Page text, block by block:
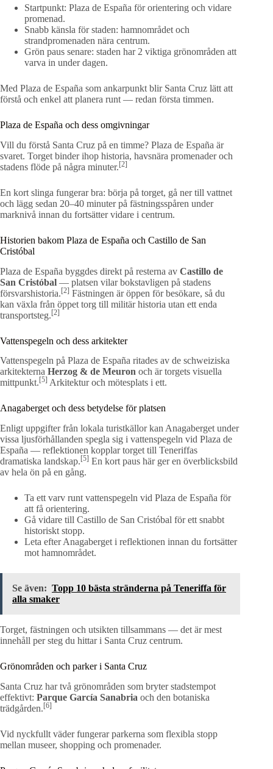
Startpunkt: Plaza de España för orientering och vidare
promenad.
Snabb känsla för staden: hamnområdet och
strandpromenaden nära centrum.
Grön paus senare: staden har 2 viktiga grönområden att
varva in under dagen.
Med Plaza de España som ankarpunkt blir Santa Cruz lätt att
förstå och enkel att planera runt — redan första timmen.
Plaza de España och dess omgivningar
Vill du förstå Santa Cruz på en timme? Plaza de España är
svaret. Torget binder ihop historia, havsnära promenader och
stadens flöde på några minuter.[2]
En kort slinga fungerar bra: börja på torget, gå ner till vattnet
och lägg sedan 20–40 minuter på fästningsspåren under
marknivå innan du fortsätter vidare i centrum.
Historien bakom Plaza de España och Castillo de San
Cristóbal
Plaza de España byggdes direkt på resterna av Castillo de
San Cristóbal — platsen vilar bokstavligen på stadens
försvarshistoria.[2] Fästningen är öppen för besökare, så du
kan växla från öppet torg till militär historia utan ett enda
transportsteg.[2]
Vattenspegeln och dess arkitekter
Vattenspegeln på Plaza de España ritades av de schweiziska
arkitekterna Herzog & de Meuron och är torgets visuella
mittpunkt. [5] Arkitektur och mötesplats i ett.
Anagaberget och dess betydelse för platsen
Enligt uppgifter från lokala turistkällor kan Anagaberget under
vissa ljusförhållanden spegla sig i vattenspegeln vid Plaza de
España — reflektionen kopplar torget till Teneriffas
dramatiska landskap. [5] En kort paus här ger en överblicksbild
av hela ön på en gång.
Ta ett varv runt vattenspegeln vid Plaza de España för
att få orientering.
Gå vidare till Castillo de San Cristóbal för ett snabbt
historiskt stopp.
Leta efter Anagaberget i reflektionen innan du fortsätter
mot hamnområdet.
Se även: Topp 10 bästa stränderna på Teneriffa för
alla smaker
Torget, fästningen och utsikten tillsammans — det är mest
innehåll per steg du hittar i Santa Cruz centrum.
Grönområden och parker i Santa Cruz
Santa Cruz har två grönområden som bryter stadstempot
effektivt: Parque García Sanabria och den botaniska
trädgården. [6]
Vid nyckfullt väder fungerar parkerna som flexibla stopp
mellan museer, shopping och promenader.